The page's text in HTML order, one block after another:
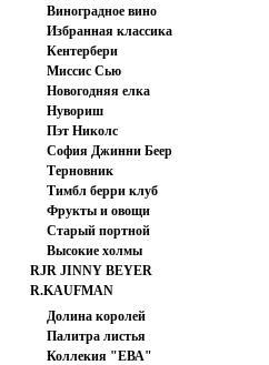
Виноградное вино
Избранная классика
Кентербери
Хасегаева
Миссис Сью
Новогодняя елка
Нувориш
Пэт Николс
София Джинни Беер
Терновник
Тимбл берри клуб
Фрукты и овощи
Старый портной
Высокие холмы
RJR JINNY BEYER
R.KAUFMAN
Долина королей
Палитра листья
Коллекия "ЕВА"